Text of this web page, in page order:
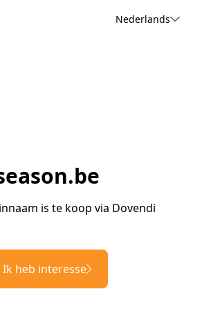
Nederlands
is te koop via Dovendi
Ik heb interesse